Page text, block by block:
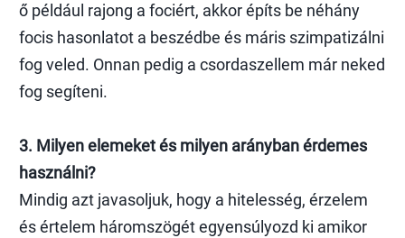
ő például rajong a fociért, akkor építs be néhány
focis hasonlatot a beszédbe és máris szimpatizálni
fog veled. Onnan pedig a csordaszellem már neked
fog segíteni.
3. Milyen elemeket és milyen arányban érdemes
használni?
Mindig azt javasoljuk, hogy a hitelesség, érzelem
és értelem háromszögét egyensúlyozd ki amikor